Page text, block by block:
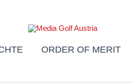
ORDER OF MERIT